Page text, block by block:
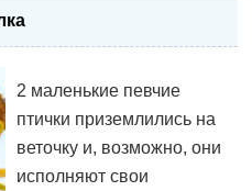
2 маленькие певчие
птички приземлились на
веточку и, возможно, они
исполняют свои